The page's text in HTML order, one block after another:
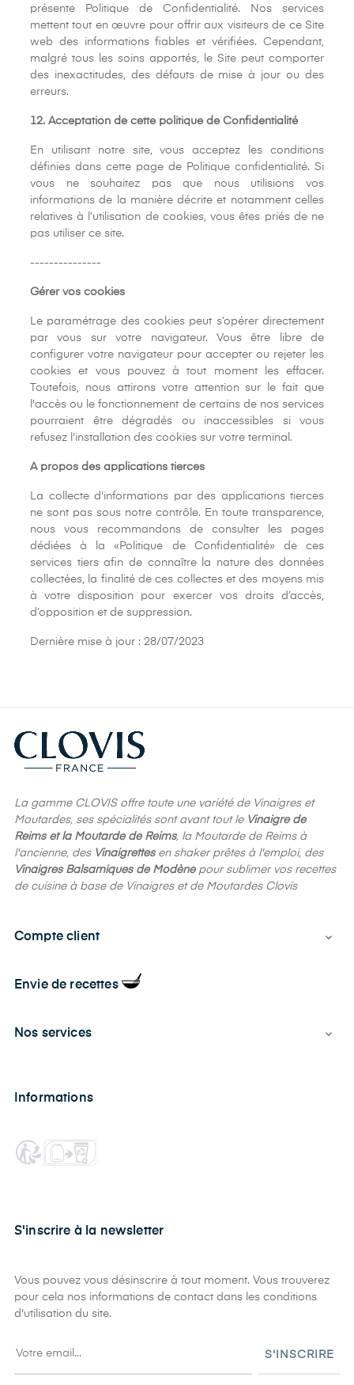
présente Politique de Confidentialité. Nos services
mettent tout en œuvre pour offrir aux visiteurs de ce Site
web des informations fiables et vérifiées. Cependant,
malgré tous les soins apportés, le Site peut comporter
des inexactitudes, des défauts de mise à jour ou des
erreurs.
12. Acceptation de cette politique de Confidentialité
En utilisant notre site, vous acceptez les conditions
définies dans cette page de Politique confidentialité. Si
vous ne souhaitez pas que nous utilisions vos
informations de la manière décrite et notamment celles
relatives à l’utilisation de cookies, vous êtes priés de ne
pas utiliser ce site.
---------------
Gérer vos cookies
Le paramétrage des cookies peut s’opérer directement
par vous sur votre navigateur. Vous être libre de
configurer votre navigateur pour accepter ou rejeter les
cookies et vous pouvez à tout moment les effacer.
Toutefois, nous attirons votre attention sur le fait que
l'accès ou le fonctionnement de certains de nos services
pourraient être dégradés ou inaccessibles si vous
refusez l'installation des cookies sur votre terminal.
A propos des applications tierces
La collecte d'informations par des applications tierces
ne sont pas sous notre contrôle. En toute transparence,
nous vous recommandons de consulter les pages
dédiées à la «Politique de Confidentialité» de ces
services tiers afin de connaître la nature des données
collectées, la finalité de ces collectes et des moyens mis
à votre disposition pour exercer vos droits d’accès,
d’opposition et de suppression.
Dernière mise à jour : 28/07/2023
La gamme CLOVIS offre toute une variété de Vinaigres et
Moutardes, ses spécialités sont avant tout le Vinaigre de
Reims et la Moutarde de Reims, la Moutarde de Reims à
l'ancienne, des Vinaigrettesen shaker prêtes à l'emploi, des
Vinaigres Balsamiques de Modènepour sublimer vos recettes
de cuisine à base de Vinaigres et de Moutardes Clovis
Compte client 
Envie de recettes
Nos services 
Informations
S'inscrire à la newsletter
Vous pouvez vous désinscrire à tout moment. Vous trouverez
pour cela nos informations de contact dans les conditions
d'utilisation du site.
S'INSCRIRE